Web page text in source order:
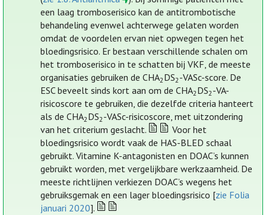
een laag tromboserisico kan de antitrombotische
behandeling evenwel achterwege gelaten worden
omdat de voordelen ervan niet opwegen tegen het
bloedingsrisico. Er bestaan verschillende schalen om
het tromboserisico in te schatten bij VKF, de meeste
organisaties gebruiken de CHA2DS2-VASc-score. De
ESC beveelt sinds kort aan om de CHA2DS2-VA-
risicoscore te gebruiken, die dezelfde criteria hanteert
als de CHA2DS2-VASc-risicoscore, met uitzondering
van het criterium geslacht.
Voor het
bloedingsrisico wordt vaak de HAS-BLED schaal
gebruikt. Vitamine K-antagonisten en DOAC’s kunnen
gebruikt worden, met vergelijkbare werkzaamheid. De
meeste richtlijnen verkiezen DOAC’s wegens het
gebruiksgemak en een lager bloedingsrisico [zie Folia
januari 2020].